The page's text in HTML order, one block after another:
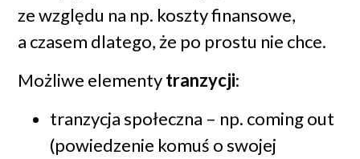
ze względu na np. koszty finansowe,
a czasem dlatego, że po prostu nie chce.
Możliwe elementytranzycji:
tranzycja społeczna – np. coming out
(powiedzenie komuś o swojej